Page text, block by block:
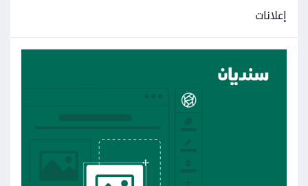
إعلانات